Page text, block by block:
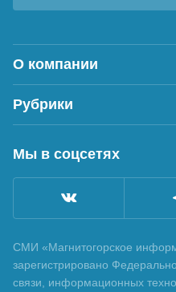
О компании
Рубрики
Мы в соцсетях
СМИ «Магнитогорское
зарегистрировано
связи, информационных